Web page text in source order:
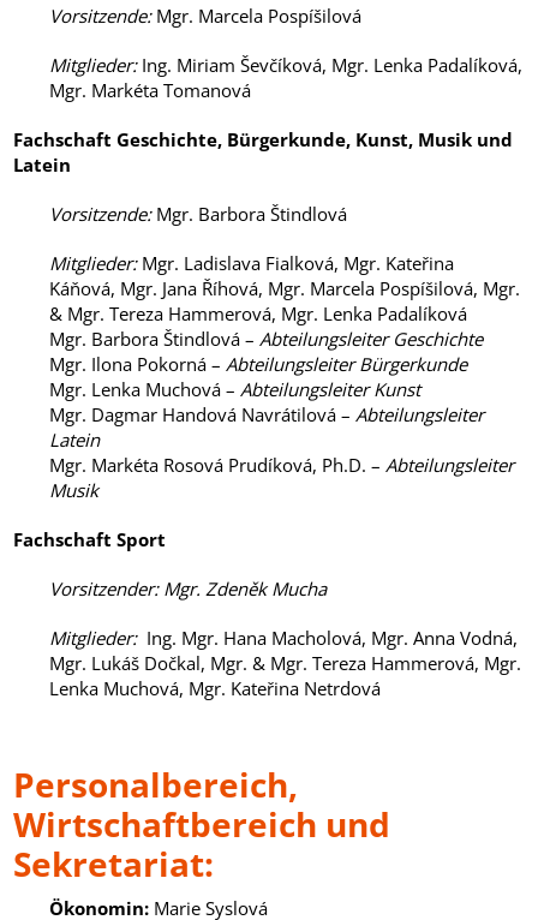
Vorsitzende:Mgr. Marcela Pospíšilová
Mitglieder:Ing. Miriam Ševčíková, Mgr. Lenka Padalíková,
Mgr. Markéta Tomanová
Fachschaft Geschichte, Bürgerkunde, Kunst, Musik und
Latein
Vorsitzende:Mgr. Barbora Štindlová
Mitglieder:Mgr. Ladislava Fialková, Mgr. Kateřina
Káňová, Mgr. Jana Říhová, Mgr. Marcela Pospíšilová, Mgr.
& Mgr. Tereza Hammerová, Mgr. Lenka Padalíková
Mgr. Barbora Štindlová –Abteilungsleiter Geschichte
Mgr. Ilona Pokorná –Abteilungsleiter Bürgerkunde
Mgr. Lenka Muchová –Abteilungsleiter Kunst
Mgr. Dagmar Handová Navrátilová –Abteilungsleiter
Latein
Mgr. Markéta Rosová Prudíková, Ph.D. –Abteilungsleiter
Musik
Fachschaft Sport
Vorsitzender: Mgr. Zdeněk Mucha
Mitglieder:Ing. Mgr. Hana Macholová, Mgr. Anna Vodná,
Mgr. Lukáš Dočkal, Mgr. & Mgr. Tereza Hammerová, Mgr.
Lenka Muchová, Mgr. Kateřina Netrdová
Personalbereich,
Wirtschaftbereich und
Sekretariat:
Ökonomin: Marie Syslová